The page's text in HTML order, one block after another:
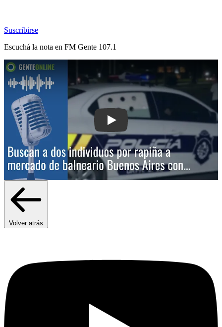
Suscribirse
Escuchá la nota en FM Gente 107.1
Play: Buscan a dos individuos por
Volver atrás